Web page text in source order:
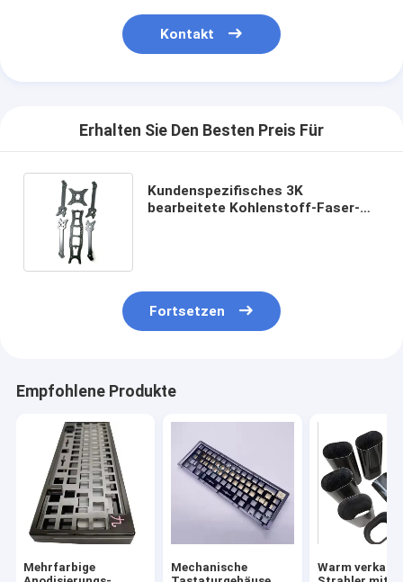
Kontakt
Erhalten Sie Den Besten Preis Für
Kundenspezifisches 3K
bearbeitete Kohlenstoff-Faser-
Fortsetzen
Empfohlene Produkte
Mehrfarbige
Mechanische
Warm